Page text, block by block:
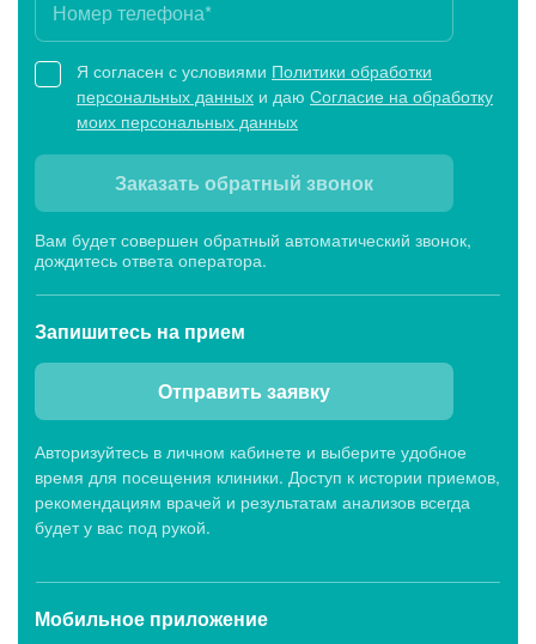
Я согласен с условиями Политики обработки
персональных данных и даю Согласие на обработку
моих персональных данных
Заказать обратный звонок
Вам будет совершен обратный автоматический звонок,
дождитесь ответа оператора.
Запишитесь на прием
Отправить заявку
Авторизуйтесь в личном кабинете и выберите удобное
время для посещения клиники. Доступ к истории приемов,
рекомендациям врачей и результатам анализов всегда
будет у вас под рукой.
Мобильное приложение